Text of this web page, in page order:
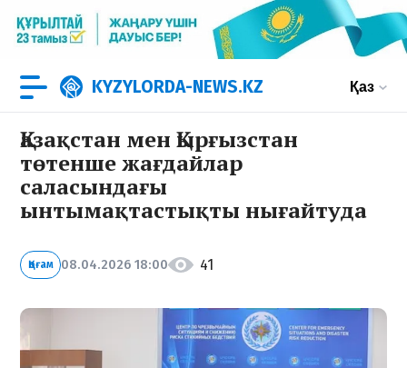
KYZYLORDA-NEWS.KZ Қаз
Қазақстан мен Қырғызстан
төтенше жағдайлар
саласындағы
ынтымақтастықты нығайтуда
Қоғам 08.04.2026 18:00 41